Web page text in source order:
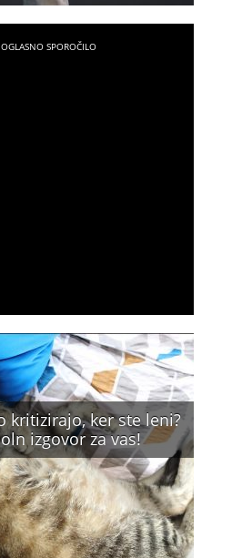
kritizirajo, ker ste leni?
izgovor za vas!